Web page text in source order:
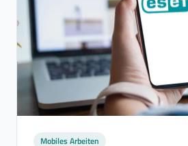
Mobiles Arbeiten